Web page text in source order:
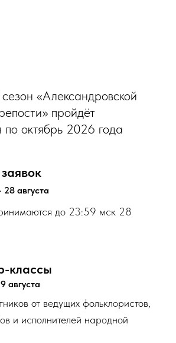
«Александровской
пройдёт
октябрь 2026 года
августа
до 23:59 мск 28
классы
августа
от ведущих фольклористов,
и исполнителей народной